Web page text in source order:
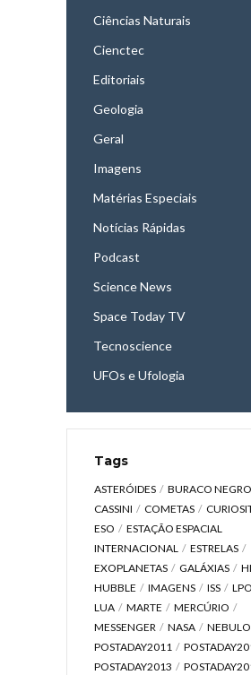
Ciências Naturais
Cienctec
Editoriais
Geologia
Geral
Imagens
Matérias Especiais
Notícias Rápidas
Podcast
Science News
Space Today TV
Tecnoscience
UFOs e Ufologia
Tags
ASTERÓIDES
BURACO NEGRO
CASSINI
COMETAS
ESO
ESTAÇÃO ESPACIAL
INTERNACIONAL
ESTRELAS
EXOPLANETAS
GALÁXIAS
HUBBLE
IMAGENS ISS
LUA
MARTE
MERCÚRIO
MESSENGER
NASA
POSTADAY2011
POSTADAY2013